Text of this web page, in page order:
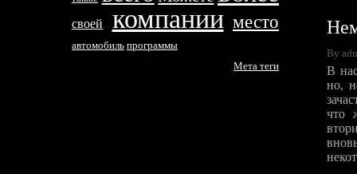
By
В
но,
что
своей компании место
автомобиль программы
Метa тeги